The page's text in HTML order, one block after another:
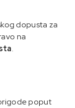
dopusta za
na
.
poput